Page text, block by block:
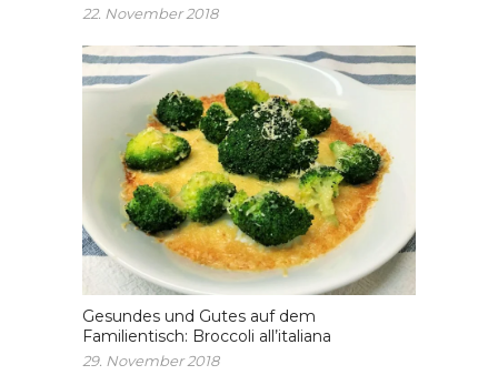
22. November 2018
Gesundes und Gutes auf dem
Familientisch: Broccoli all’italiana
29. November 2018